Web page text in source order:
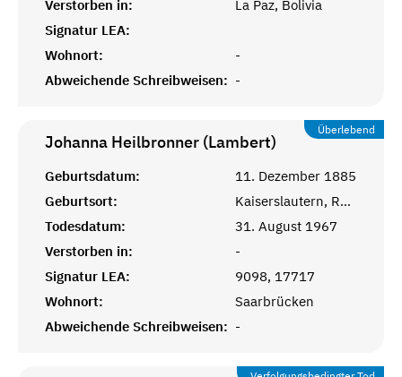
Verstorben in:
La Paz, Bolivia
Signatur LEA:
Wohnort:
-
Abweichende Schreibweisen: -
Überlebend
Johanna Heilbronner (Lambert)
Geburtsdatum:
11. Dezember 1885
Geburtsort:
Kaiserslautern, Rheinprovinz
Todesdatum:
31. August 1967
Verstorben in:
-
Signatur LEA:
9098, 17717
Wohnort:
Saarbrücken
Abweichende Schreibweisen: -